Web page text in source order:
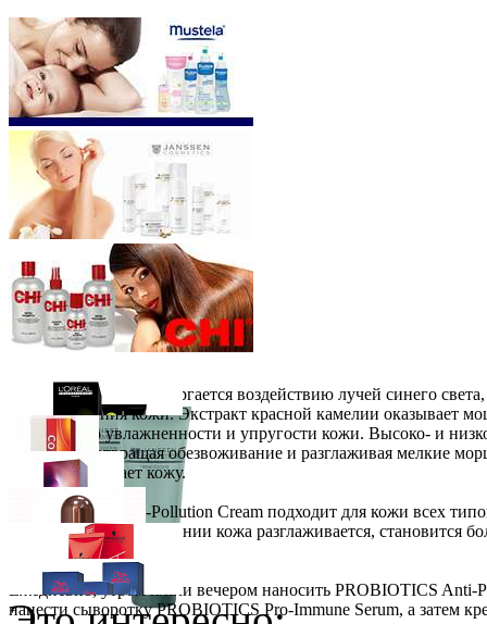
Как только кожа подвергается воздействию лучей синего
восстановления кожи. Экстракт красной камелии оказывает
повышению увлажненности и упругости кожи. Высоко- и
влаги, предотвращая обезвоживание и разглаживая мелкие
питает и смягчает кожу.
PROBIOTICS Anti-Pollution Cream подходит для кожи всех
регулярном использовании кожа разглаживается, становится
Применение:
Ежедневно, утром и/или вечером наносить PROBIOTICS
нанести сыворотку PROBIOTICS Pro-Immune Serum, а затем
Loreal Professionnel
Ожидается
Wella Professionals Оттеночная краска для волос Color Touch